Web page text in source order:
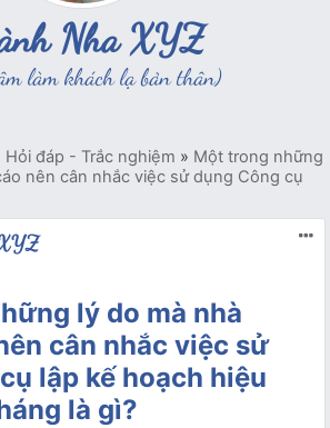
Nha XYZ
làm khách lạ bản thân)
Hỏi đáp - Trắc nghiệm » Một trong những
nên cân nhắc việc sử dụng Công cụ
lý do mà nhà
cân nhắc việc sử
lập kế hoạch hiệu
là gì?